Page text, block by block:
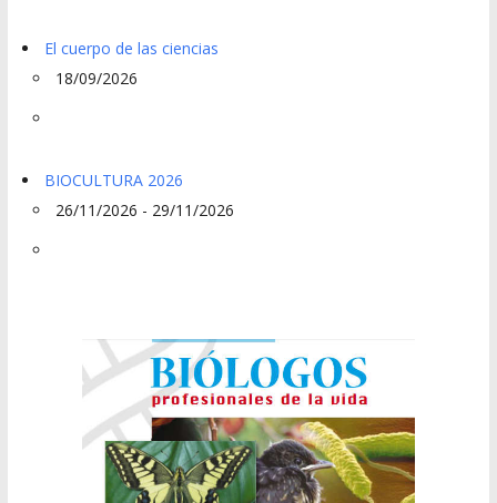
El cuerpo de las ciencias
18/09/2026
BIOCULTURA 2026
26/11/2026 - 29/11/2026